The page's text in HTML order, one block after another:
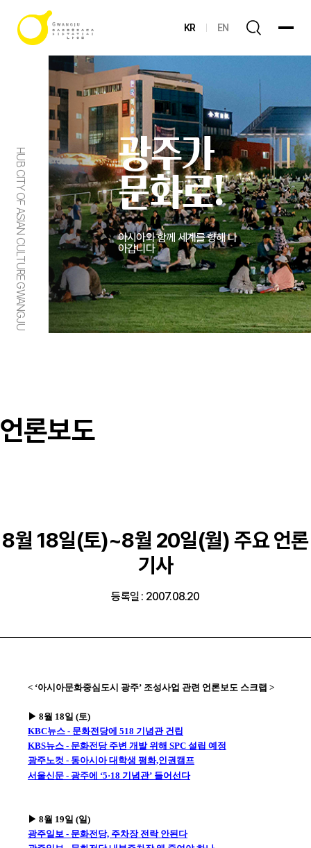
KR EN
HUB CITY OF ASIAN CULTURE GWANGJU
광주가
문화로!
아시아와 함께 세계를 향해 나
아갑니다
언론보도
8월 18일(토)~8월 20일(월) 주요 언론
기사
등록일 : 2007.08.20
< ‘아시아문화중심도시 광주’ 조성사업 관련 언론보도 스크랩 >
▶ 8월 18일 (토)
KBC뉴스 - 문화전당에 518 기념관 건립
KBS뉴스 - 문화전당 주변 개발 위해 SPC 설립 예정
광주노컷 - 동아시아 대학생 평화,인권캠프
서울신문 - 광주에 ‘5·18 기념관’ 들어선다
▶ 8월 19일 (일)
광주일보 - 문화전당, 주차장 전락 안된다